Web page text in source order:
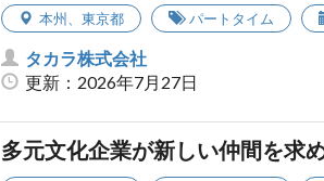
本州、 東京都 パートタイム
タカラ株式会社
更新：2026年7月27日
多元文化企業が新しい仲間を求